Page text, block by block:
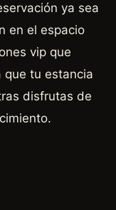
ya sea
en el espacio
vip que
que tu estancia
disfrutas de